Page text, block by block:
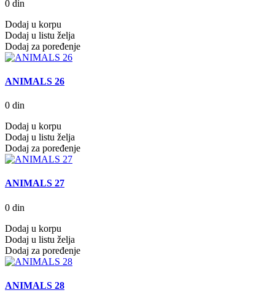
0 din
Dodaj u korpu
Dodaj u listu želja
Dodaj za poređenje
ANIMALS 26
0 din
Dodaj u korpu
Dodaj u listu želja
Dodaj za poređenje
ANIMALS 27
0 din
Dodaj u korpu
Dodaj u listu želja
Dodaj za poređenje
ANIMALS 28